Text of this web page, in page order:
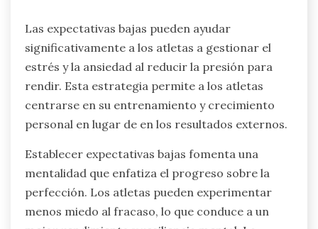
Las expectativas bajas pueden ayudar
significativamente a los atletas a gestionar el
estrés y la ansiedad al reducir la presión para
rendir. Esta estrategia permite a los atletas
centrarse en su entrenamiento y crecimiento
personal en lugar de en los resultados externos.
Establecer expectativas bajas fomenta una
mentalidad que enfatiza el progreso sobre la
perfección. Los atletas pueden experimentar
menos miedo al fracaso, lo que conduce a un